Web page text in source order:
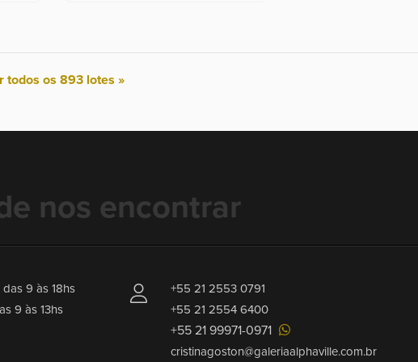
todos os 893 lotes »
nos encontrar
9 às 18hs
9 às 13hs
+55 21 2553 0791
+55 21 2554 6400
+55 21 99971-0971
cristinagoston@galeriaalphaville.com.br